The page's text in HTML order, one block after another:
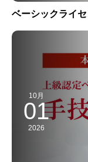
ベーシックライセ
10月
01
2026